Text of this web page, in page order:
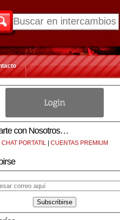
con Nosotros…
CHAT PORTATIL | CUENTAS PREMIUM